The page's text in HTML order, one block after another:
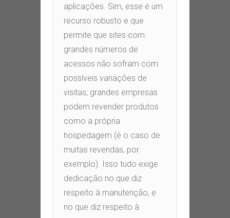
aplicações. Sim, esse é um
recurso robusto e que
permite que sites com
grandes números de
acessos não sofram com
possíveis variações de
visitas; grandes empresas
podem revender produtos
como a própria
hospedagem (é o caso de
muitas revendas, por
exemplo). Isso tudo exige
dedicação no que diz
respeito à manutenção, e
no que diz respeito à